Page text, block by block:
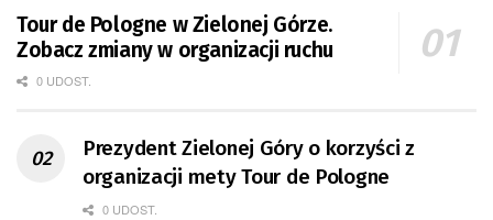
Tour de Pologne w Zielonej Górze.
Zobacz zmiany w organizacji ruchu
0 UDOST.
Prezydent Zielonej Góry o korzyści z
organizacji mety Tour de Pologne
0 UDOST.